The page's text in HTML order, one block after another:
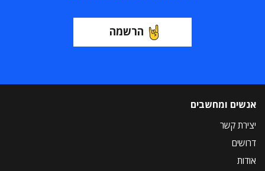
הרשמה
אנשים ומחשבים
יצירת קשר
דרושים
אודות